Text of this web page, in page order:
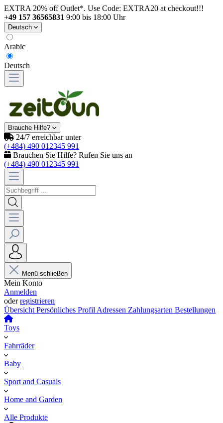
EXTRA 20% off Outlet*. Use Code: EXTRA20 at checkout!!!
+49 157 36565831 9:00 bis 18:00 Uhr
Deutsch
Arabic
Deutsch
Brauche Hilfe?
24/7 erreichbar unter
(+484) 490 012345 991
Brauchen Sie Hilfe? Rufen Sie uns an
(+484) 490 012345 991
Menü schließen
Mein Konto
Anmelden
oderregistrieren
Übersicht Persönliches Profil Adressen Zahlungsarten Bestellungen
Toys
Fahrräder
Baby
Sport and Casuals
Home and Garden
Alle Produkte